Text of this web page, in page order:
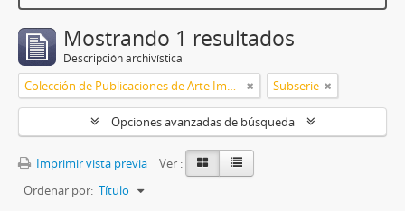
Mostrando 1 resultados
Descripción archivística
Colección de Publicaciones de Arte Impreso Subserie
Opciones avanzadas de búsqueda
Imprimir vista previa
Ver :
Ordenar por: Título